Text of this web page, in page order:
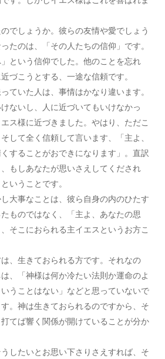
でしょうか。彼らの友情や愛でしょう
たのは、「その人たちの信仰」です。
」という信仰でした。他のことを忘れ
づこうとする、一途な信頼です。
ていた人は、事情はかなり違います。
ないし、人に近づいてもいけなかっ
ス様に近づきました。やはり、ただこ
して全く信頼して言います、「主よ、
することがおできになります」。直訳
もしあなたが思いさえしてくだされ
いうことです。
大事なことは、彼ら自身の内のひたす
ものではなく、「主よ、あなたの思
そこにおられる主イエスというお方こ
、生きておられる方です。それなの
、「神様は何か冷たい法則か運命のよ
うことはない」などと思っていないで
。神は生きておられるのですから、そ
てば響く関係が開けていることが分か
したいとお思い下さりさえすれば、そ